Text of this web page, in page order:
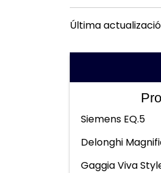
Última
Siemens EQ.5
Delonghi
Gaggia Viva